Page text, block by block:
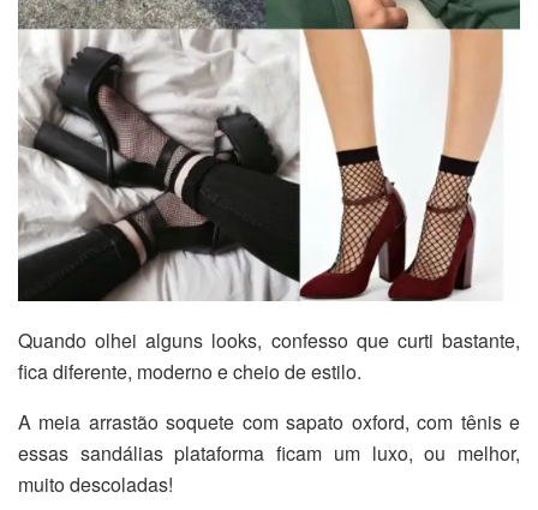
Quando olhei alguns looks, confesso que curti bastante,
fica diferente, moderno e cheio de estilo.
A meia arrastão soquete com sapato oxford, com tênis e
essas sandálias plataforma ficam um luxo, ou melhor,
muito descoladas!